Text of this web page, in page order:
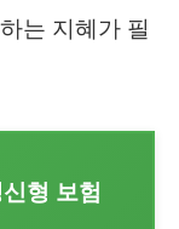
는 지혜가 필
형 보험